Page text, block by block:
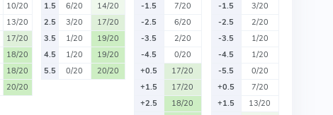
10/20
13/20
17/20
18/20
18/20
20/20
1.5
6/20
14/20
2.5
3/20
17/20
3.5
1/20
19/20
4.5
1/20
19/20
5.5
0/20 20/20
-1.5
7/20
-2.5
6/20
-3.5
2/20
-4.5
0/20
+0.5
17/20
+1.5
17/20
+2.5
18/20
-1.5
3/20
-2.5
2/20
-3.5
1/20
-4.5
1/20
-5.5
0/20
+0.5
7/20
+1.5
13/20